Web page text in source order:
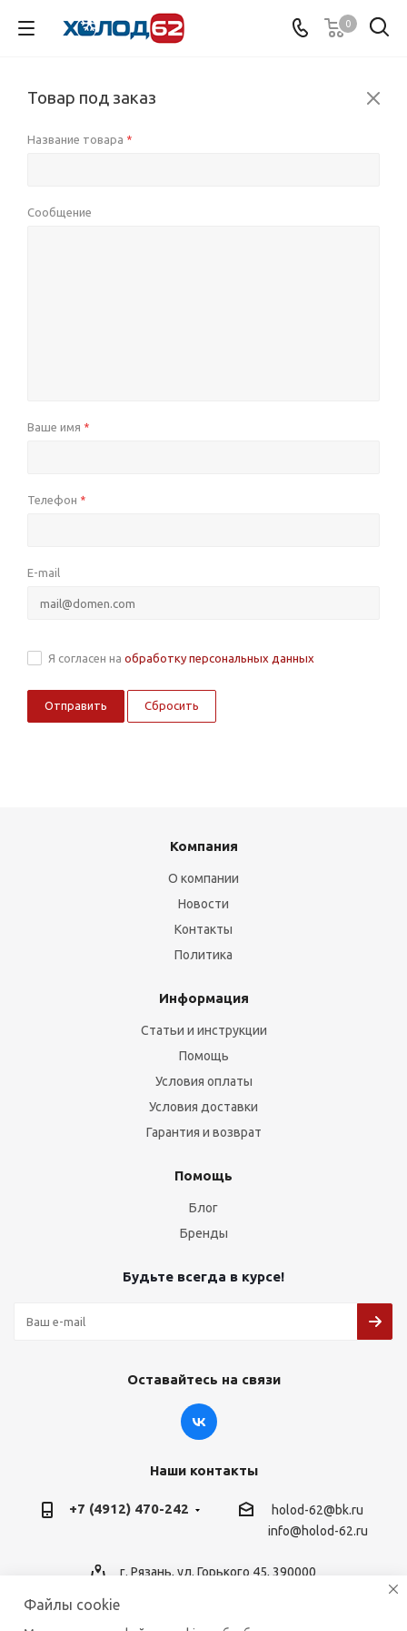
0
Товар под заказ
Название товара *
Сообщение
Ваше имя *
Телефон *
E-mail
Я согласен на обработку персональных данных
Сбросить
Компания
О компании
Новости
Контакты
Политика
Информация
Статьи и инструкции
Помощь
Условия оплаты
Условия доставки
Гарантия и возврат
Помощь
Блог
Бренды
Будьте всегда в курсе!
Оставайтесь на связи
Наши контакты
+7 (4912) 470-242
holod-62@bk.ru
info@holod-62.ru
г. Рязань, ул. Горького 45, 390000
Файлы cookie